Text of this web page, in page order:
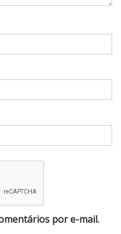
por e-mail.